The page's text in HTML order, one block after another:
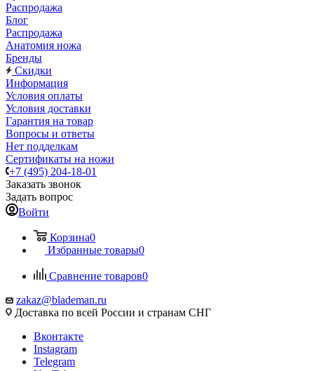
Распродажа
Блог
Распродажа
Анатомия ножа
Бренды
Скидки
Информация
Условия оплаты
Условия доставки
Гарантия на товар
Вопросы и ответы
Нет подделкам
Сертификаты на ножи
+7 (495) 204-18-01
Заказать звонок
Задать вопрос
Войти
Корзина0
Избранные товары0
Сравнение товаров0
zakaz@blademan.ru
Доставка по всей России и странам СНГ
Вконтакте
Instagram
Telegram